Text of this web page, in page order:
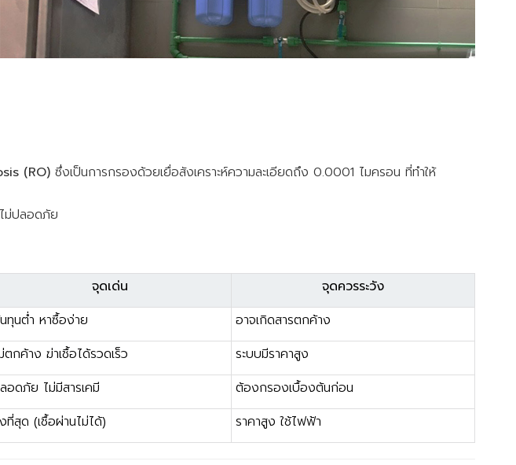
(RO) ซึ่งเป็นการกรองด้วยเยื่อสังเคราะห์ความละเอียดถึง 0.0001 ไมครอน ที่ทำให้
ม่ปลอดภัย
จุดเด่น
จุดควรระวัง
ทุนต่ำ หาซื้อง่าย
อาจเกิดสารตกค้าง
ตกค้าง ฆ่าเชื้อได้รวดเร็ว
ระบบมีราคาสูง
อดภัย ไม่มีสารเคมี
ต้องกรองเบื้องต้นก่อน
ที่สุด (เชื้อผ่านไม่ได้) ราคาสูง ใช้ไฟฟ้า